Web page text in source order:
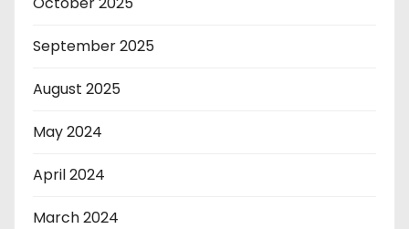
September 2025
August 2025
May 2024
April 2024
March 2024